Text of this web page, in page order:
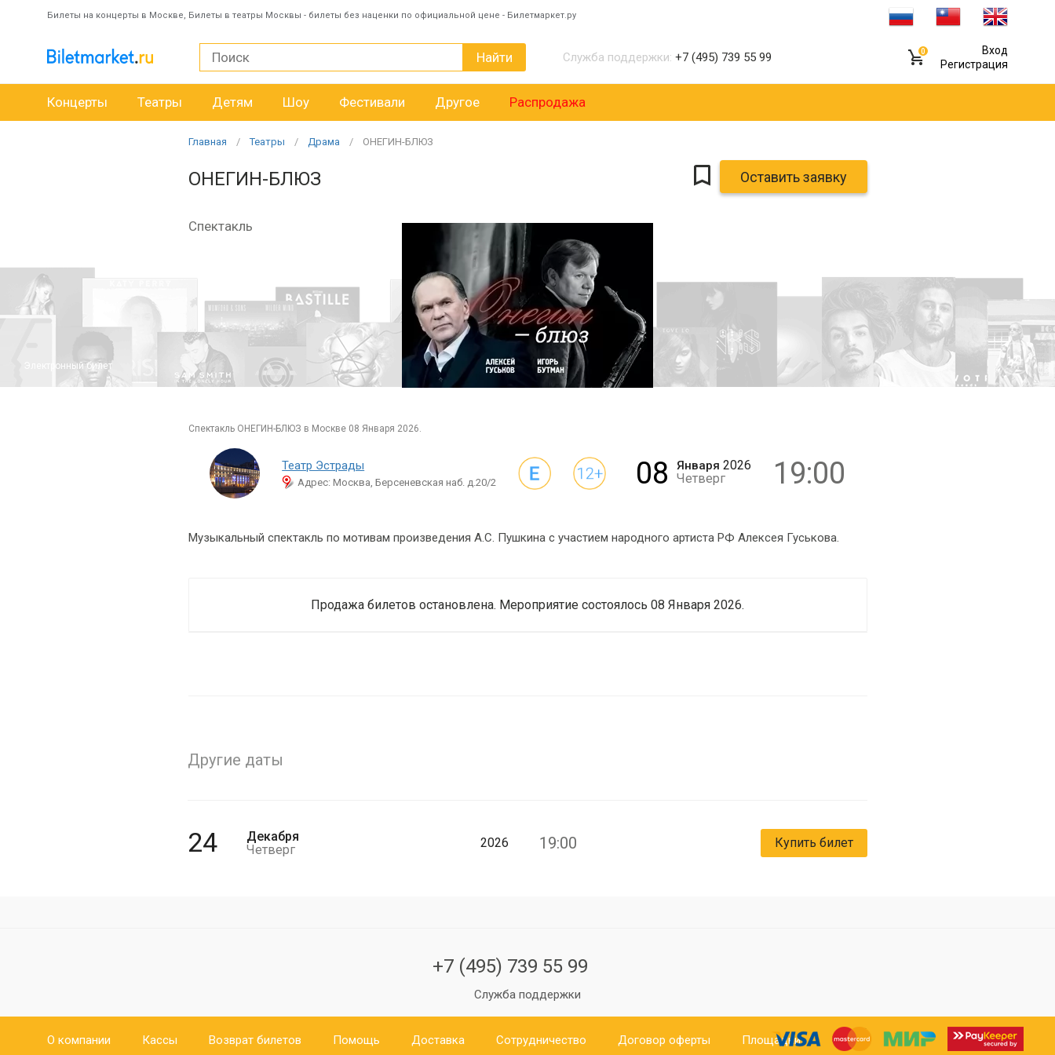
Билеты на концерты в Москве, Билеты в театры Москвы - билеты без наценки по официальной цене - Билетмаркет.ру
Найти Служба поддержки: +7 (495) 739 55 99 0
Вход
Регистрация
Концерты Театры Детям Шоу Фестивали Другое Распродажа
Главная Театры Драма ОНЕГИН-БЛЮЗ
ОНЕГИН-БЛЮЗ Оставить заявку
Спектакль
Электронный билет 12+
спектакль ОНЕГИН-БЛЮЗ в Москве 08 Января 2026.
Театр Эстрады
Адрес: Москва, Берсеневская наб. д.20/2 08 Января 2026
Четверг
19:00
Музыкальный спектакль по мотивам произведения А.С. Пушкина с участием народного артиста РФ Алексея Гуськова.
Продажа билетов остановлена. Мероприятие состоялось 08 Января 2026.
Другие даты
24
Декабря
Четверг
2026 19:00 Купить билет
+7 (495) 739 55 99
Служба поддержки
О компании Кассы Возврат билетов Помощь Доставка Сотрудничество Договор оферты Площадки